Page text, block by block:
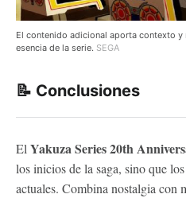
El contenido adicional aporta contexto
esencia de la serie. SEGA
📝 Conclusiones
ElYakuza Series 20th
los inicios de la saga, sino que
actuales. Combina nostalgia con